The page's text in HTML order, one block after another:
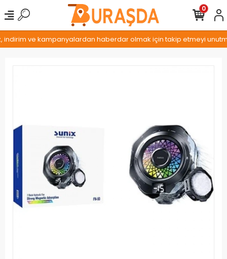
ve kampanyalardan haberdar olmak için takip etmeyi
0